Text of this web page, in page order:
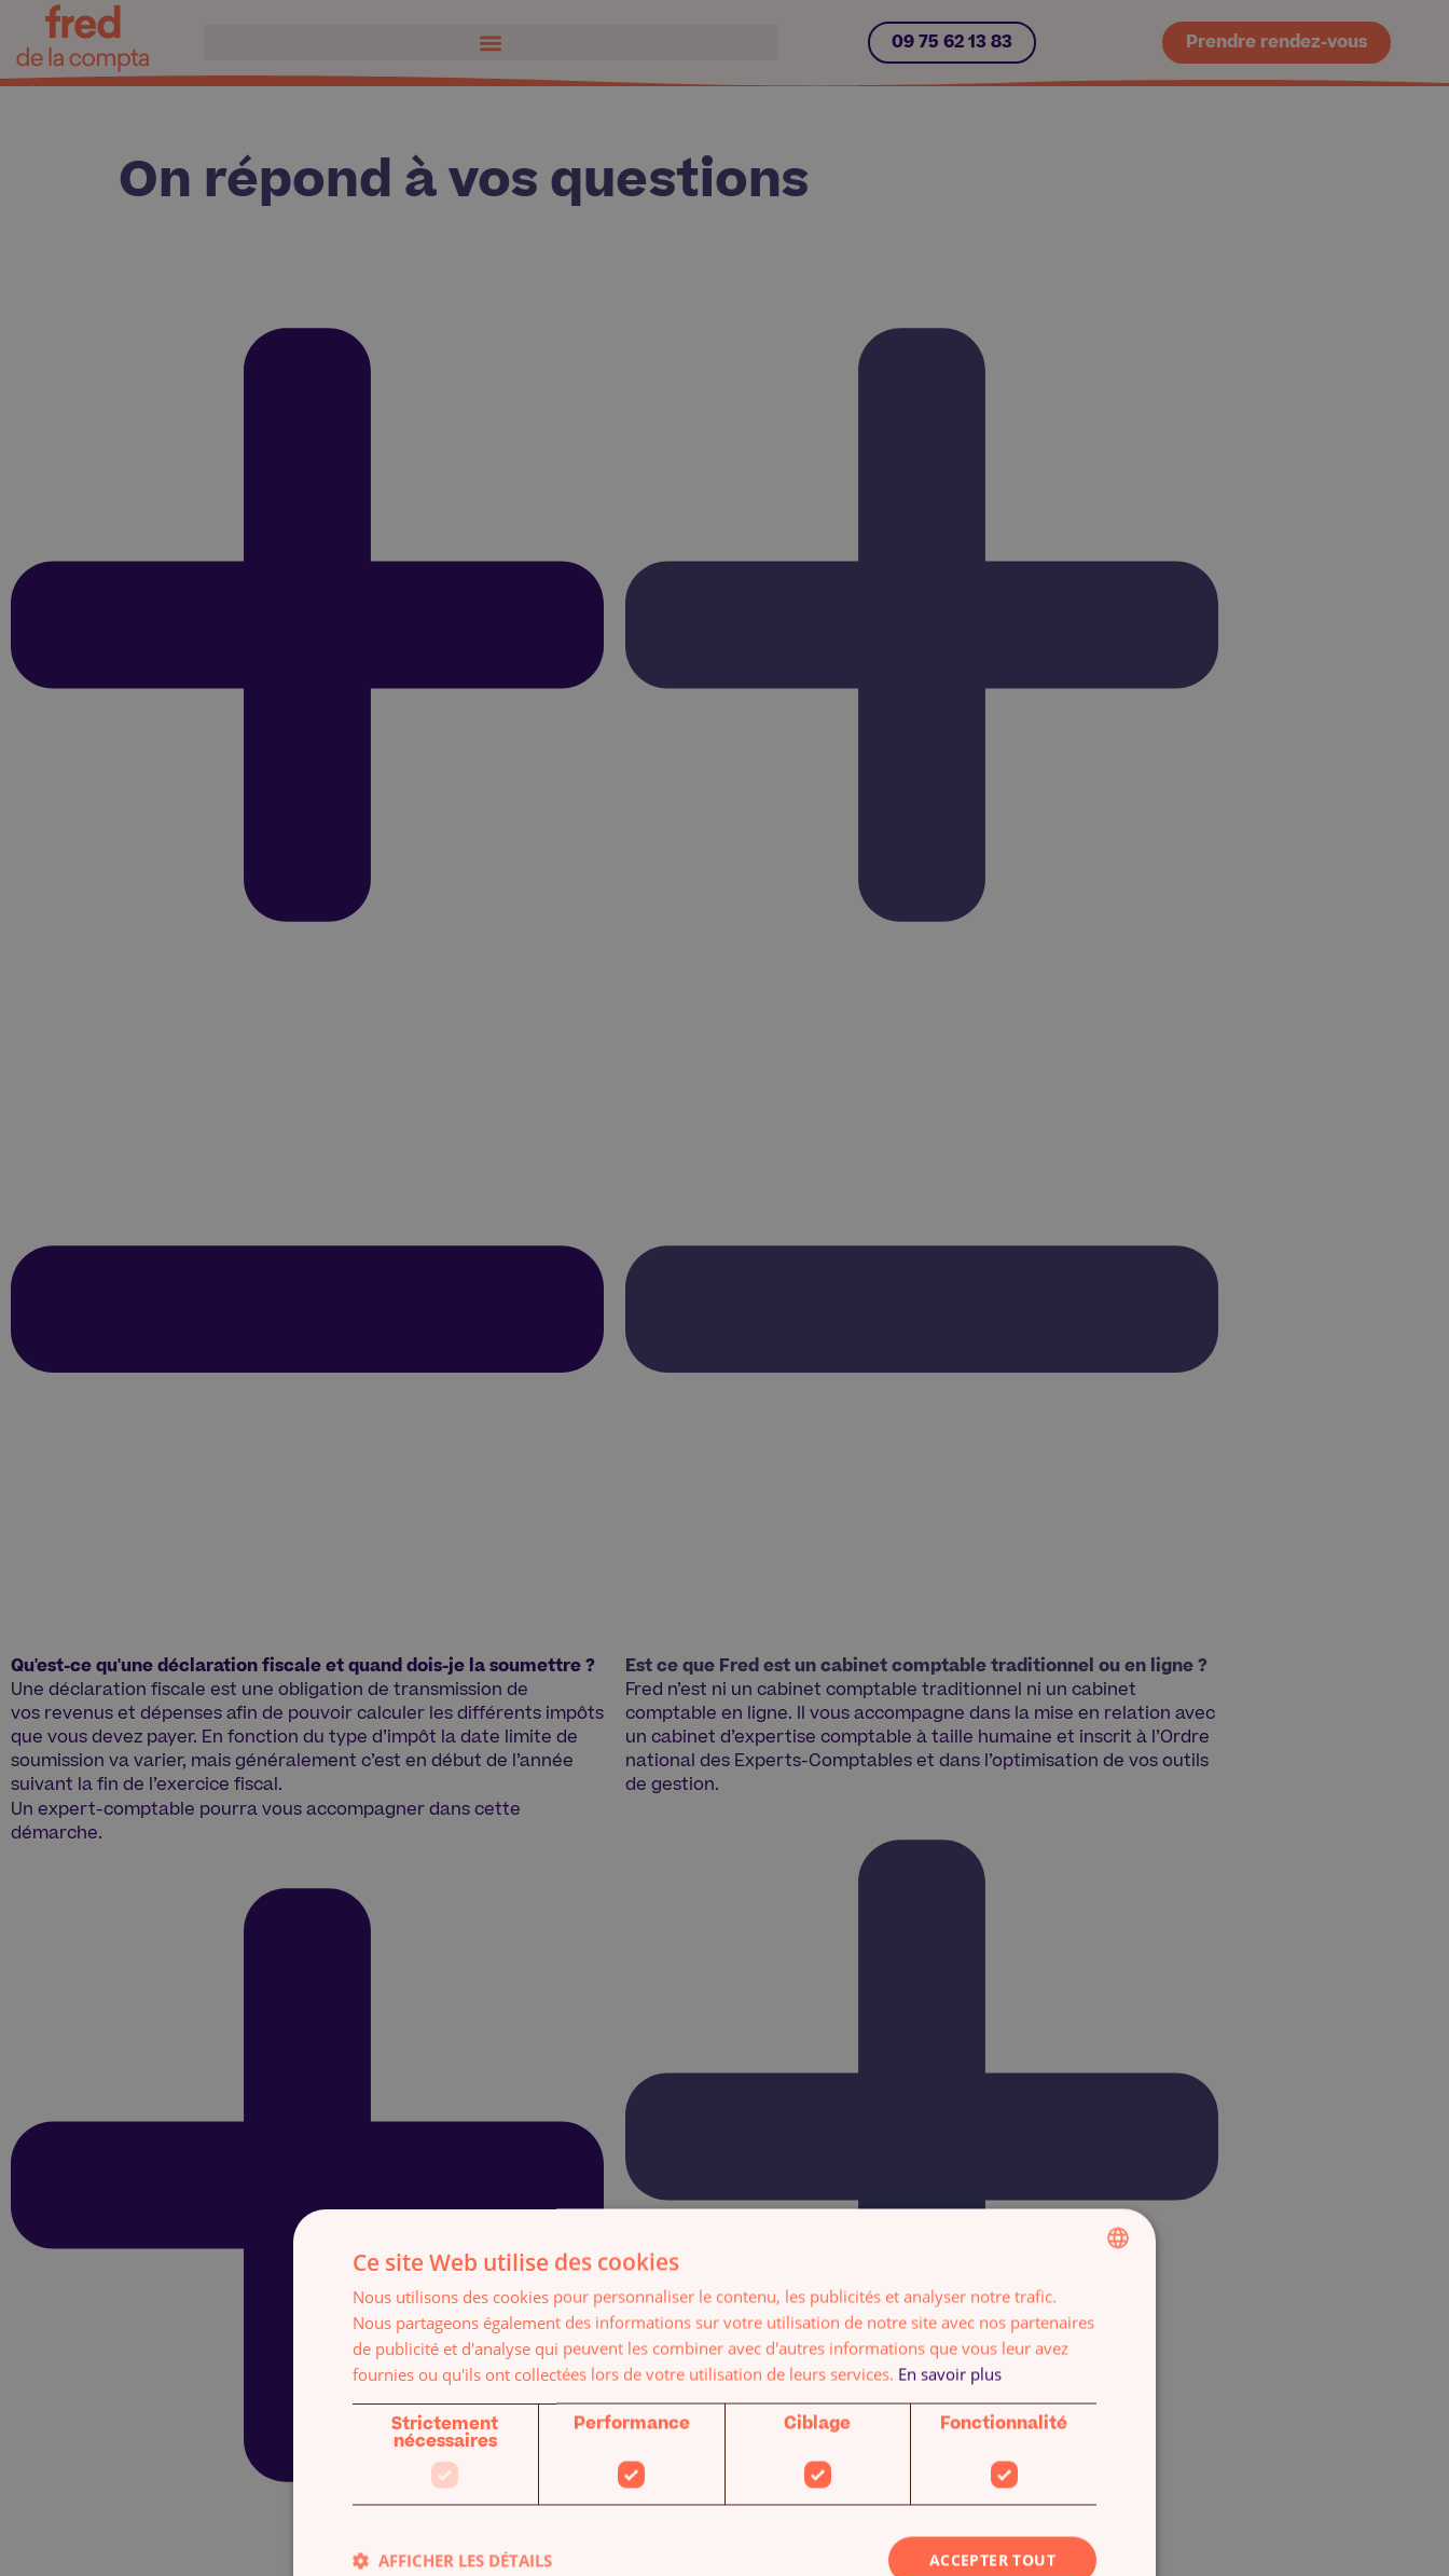
09 75 62 13 83 Prendre rendez-vous
On répond à vos questions
Qu'est-ce qu'une déclaration fiscale et quand dois-je la soumettre ?
Une déclaration fiscale est une obligation de transmission de
vos revenus et dépenses afin de pouvoir calculer les différents impôts
que vous devez payer. En fonction du type d’impôt la date limite de
soumission va varier, mais généralement c’est en début de l’année
suivant la fin de l’exercice fiscal.
Un expert-comptable pourra vous accompagner dans cette
démarche.
Est ce que Fred est un cabinet comptable traditionnel ou en ligne ?
Fred n’est ni un cabinet comptable traditionnel ni un cabinet
comptable en ligne. Il vous accompagne dans la mise en relation avec
un cabinet d’expertise comptable à taille humaine et inscrit à l’Ordre
national des Experts-Comptables et dans l’optimisation de vos outils
de gestion.
ENGLISH
Ce site Web utilise des cookies
Nous utilisons des cookies pour personnaliser le contenu, les publicités et analyser notre trafic.
Nous partageons également des informations sur votre utilisation de notre site avec nos partenaires
de publicité et d'analyse qui peuvent les combiner avec d'autres informations que vous leur avez
fournies ou qu'ils ont collectées lors de votre utilisation de leurs services. En savoir plus
Strictement
nécessaires
Performance Ciblage Fonctionnalité
ACCEPTER TOUT
AFFICHER LES DÉTAILS